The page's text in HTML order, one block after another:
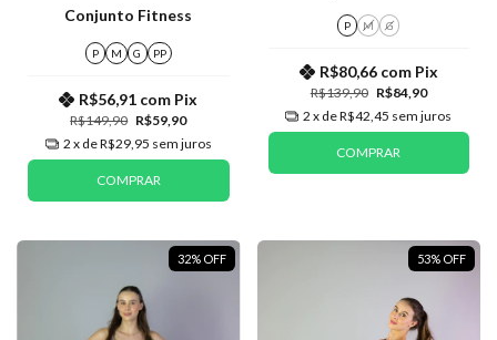
Conjunto Fitness
P M G PP
R$149,90 R$59,90
R$56,91 com Pix
2 x deR$29,95 sem juros
COMPRAR
P M G
R$139,90 R$84,90
R$80,66 com Pix
2 x deR$42,45 sem juros
COMPRAR
32% OFF 53% OFF